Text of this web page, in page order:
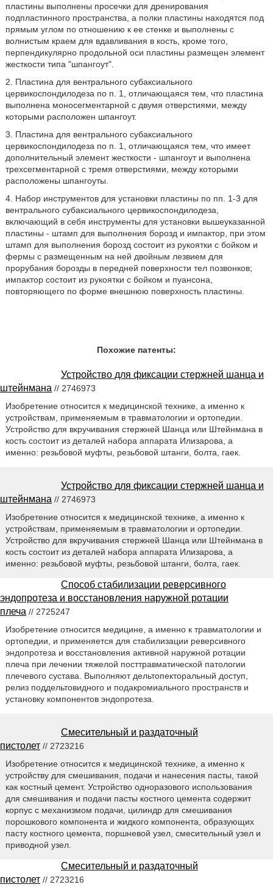
пластины выполнены просечки для дренирования
подпластинного пространства, а полки пластины находятся под
прямым углом по отношению к ее стенке и выполнены с
волнистым краем для вдавливания в кость, кроме того,
перпендикулярно продольной оси пластины размещен элемент
жесткости типа "шпангоут".
2. Пластина для вентрального субаксиального
цервикоспондилодеза по п. 1, отличающаяся тем, что пластина
выполнена моносегментарной с двумя отверстиями, между
которыми расположен шпангоут.
3. Пластина для вентрального субаксиального
цервикоспондилодеза по п. 1, отличающаяся тем, что имеет
дополнительный элемент жесткости - шпангоут и выполнена
трехсегментарной с тремя отверстиями, между которыми
расположены шпангоуты.
4. Набор инструментов для установки пластины по пп. 1-3 для
вентрального субаксиального цервикоспондилодеза,
включающий в себя инструменты для установки вышеуказанной
пластины - штамп для выполнения борозд и импактор, при этом
штамп для выполнения борозд состоит из рукоятки с бойком и
фермы с размещенным на ней двойным лезвием для
прорубания борозды в передней поверхности тел позвонков;
импактор состоит из рукоятки с бойком и пуансона,
повторяющего по форме внешнюю поверхность пластины.
Похожие патенты:
Устройство для фиксации стержней шанца и
штейнмана // 2746973
Изобретение относится к медицинской технике, а именно к
устройствам, применяемым в травматологии и ортопедии.
Устройство для вкручивания стержней Шанца или Штейнмана в
кость состоит из деталей набора аппарата Илизарова, а
именно: резьбовой муфты, резьбовой штанги, болта, гаек.
Устройство для фиксации стержней шанца и
штейнмана // 2746973
Изобретение относится к медицинской технике, а именно к
устройствам, применяемым в травматологии и ортопедии.
Устройство для вкручивания стержней Шанца или Штейнмана в
кость состоит из деталей набора аппарата Илизарова, а
именно: резьбовой муфты, резьбовой штанги, болта, гаек.
Способ стабилизации реверсивного
эндопротеза и восстановления наружной ротации
плеча // 2725247
Изобретение относится медицине, а именно к травматологии и
ортопедии, и применяется для стабилизации реверсивного
эндопротеза и восстановления активной наружной ротации
плеча при лечении тяжелой посттравматической патологии
плечевого сустава. Выполняют дельтопекторальный доступ,
релиз поддельтовидного и подакромиального пространств и
установку компонентов эндопротеза.
Смесительный и раздаточный
пистолет // 2723216
Изобретение относится к медицинской технике, а именно к
устройству для смешивания, подачи и нанесения пасты, такой
как костный цемент. Устройство одноразового использования
для смешивания и подачи пасты костного цемента содержит
корпус с механизмом подачи, цилиндр для смешивания
порошкового компонента и жидкого компонента, образующих
пасту костного цемента, поршневой узел, смесительный узел и
приводной узел.
Смесительный и раздаточный
пистолет // 2723216